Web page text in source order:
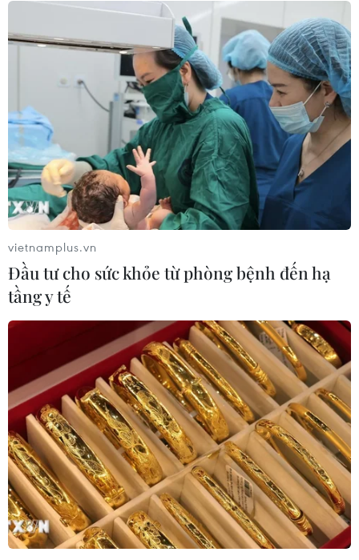
TIN CÙNG CHUYÊN MỤC
vietnamplus.vn
Đầu tư cho sức khỏe từ phòng bệnh đến hạ
tầng y tế